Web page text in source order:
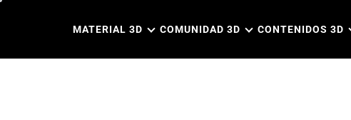
MATERIAL 3D COMUNIDAD 3D CONTENIDOS 3D